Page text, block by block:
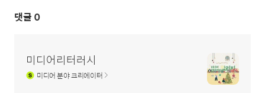
댓글 0
미디어리터러시
미디어분야 크리에이터